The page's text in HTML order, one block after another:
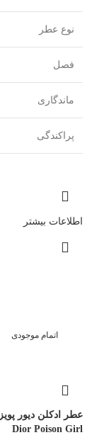
نوع عطر
فصل
ماندگاری
پراکندگی
اطلاعات بیشتر
اتمام موجودی
Dior Poison Girl